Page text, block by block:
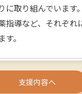
に取り組んでいます
指導など、それぞれ
。
支援内容へ